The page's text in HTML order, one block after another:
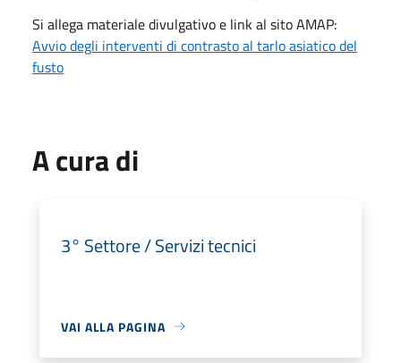
Si allega materiale divulgativo e link al sito AMAP:
Avvio degli interventi di contrasto al tarlo asiatico del
fusto
A cura di
3° Settore / Servizi tecnici
VAI ALLA PAGINA